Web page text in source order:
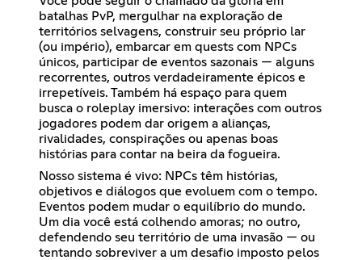
batalhas PvP, mergulhar na exploração de
territórios selvagens, construir seu próprio lar
(ou império), embarcar em quests com NPCs
únicos, participar de eventos sazonais — alguns
recorrentes, outros verdadeiramente épicos e
irrepetíveis. Também há espaço para quem
busca o roleplay imersivo: interações com outros
jogadores podem dar origem a alianças,
rivalidades, conspirações ou apenas boas
histórias para contar na beira da fogueira.
Nosso sistema é vivo: NPCs têm histórias,
objetivos e diálogos que evoluem com o tempo.
Eventos podem mudar o equilíbrio do mundo.
Um dia você está colhendo amoras; no outro,
defendendo seu território de uma invasão — ou
tentando sobreviver a um desafio imposto pelos